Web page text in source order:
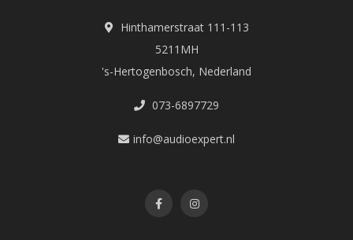
Hinthamerstraat 111-113
5211MH
's-Hertogenbosch, Nederland
073-6897729
info@audioexpert.nl